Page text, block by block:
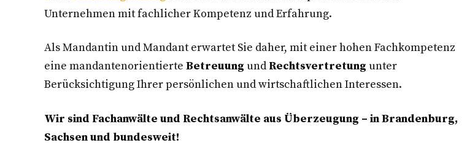
Unternehmen mit fachlicher Kompetenz und Erfahrung.
Als Mandantin und Mandant erwartet Sie daher, mit einer hohen Fachkompetenz
eine mandantenorientierte Betreuung und Rechtsvertretung unter
Berücksichtigung Ihrer persönlichen und wirtschaftlichen Interessen.
Wir sind Fachanwälte und Rechtsanwälte aus Überzeugung – in Brandenburg,
Sachsen und bundesweit!